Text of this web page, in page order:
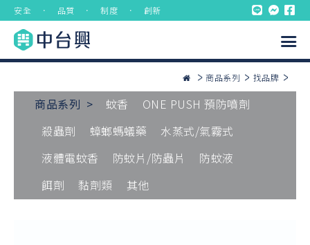
安全 ． 品質 ． 制度 ． 創新
商品系列 找品牌
商品系列 > 蚊香
ONE PUSH 預防噴劑
殺蟲劑
蟑螂螞蟻藥
水蒸式/氣霧式
液體電蚊香
防蚊片/防蟲片
防蚊液
餌劑
黏劑類 其他